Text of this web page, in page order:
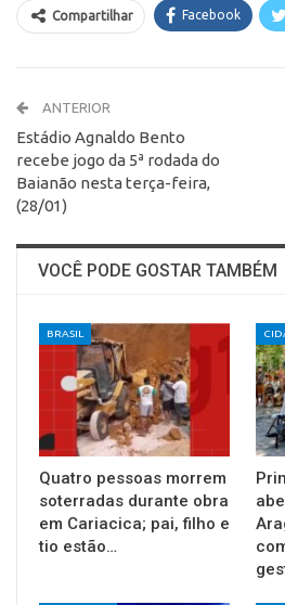
Compartilhar Facebook
ANTERIOR
Estádio Agnaldo Bento
recebe jogo da 5ª rodada do
Baianão nesta terça-feira,
(28/01)
VOCÊ PODE GOSTAR TAMBÉM
BRASIL
Quatro pessoas morrem
soterradas durante obra
em Cariacica; pai, filho e
tio estão…